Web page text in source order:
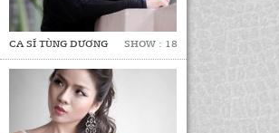
CA SĨ TÙNG DƯƠNG SHOW : 18